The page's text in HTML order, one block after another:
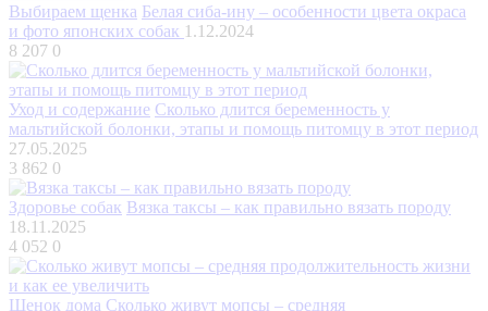
Выбираем щенка Белая сиба-ину – особенности цвета окраса
и фото японских собак 1.12.2024
8 207 0
Уход и содержание Сколько длится беременность у
мальтийской болонки, этапы и помощь питомцу в этот период
27.05.2025
3 862 0
Здоровье собак Вязка таксы – как правильно вязать породу
18.11.2025
4 052 0
Щенок дома Сколько живут мопсы – средняя